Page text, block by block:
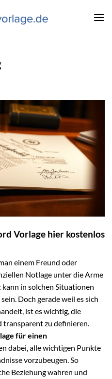
Vorlage hier kostenlos
einem Freund oder
Notlage unter die Arme
kann in solchen Situationen
Doch gerade weil es sich
ist es wichtig, die
transparent zu definieren.
für einen
dabei, alle wichtigen Punkte
vorzubeugen. So
Beziehung wahren und